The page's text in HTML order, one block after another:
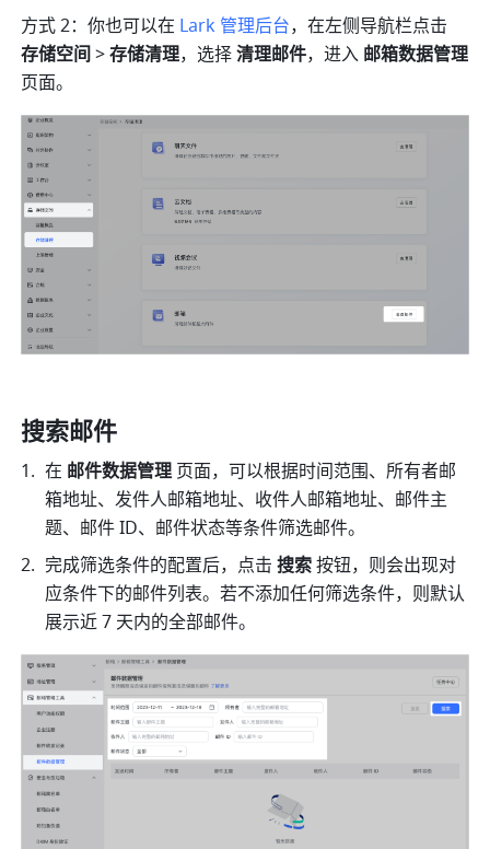
方式 2：你也可以在 Lark 管理后台
存储空间 > 存储清理，选择 清理邮件，进入 邮箱数据管理
页面。
搜索邮件
在 邮件数据管理 页面，可以根据时间范围、所有者邮
箱地址、发件人邮箱地址、收件人邮箱地址、邮件主
题、邮件 ID、邮件状态等条件筛选邮件。
完成筛选条件的配置后，点击 搜索 按钮，则会出现对
应条件下的邮件列表。若不添加任何筛选条件，则默认
展示近 7 天内的全部邮件。